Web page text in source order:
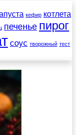
кефир котлета
печенье пирог
соус творожный тест